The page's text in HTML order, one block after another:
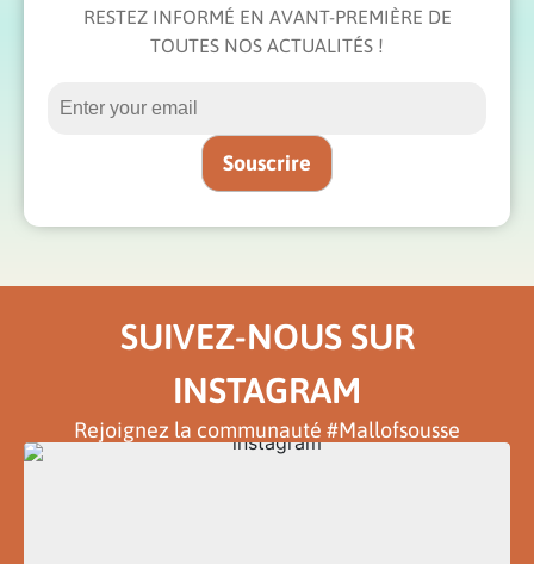
RESTEZ INFORMÉ EN AVANT-PREMIÈRE DE
TOUTES NOS ACTUALITÉS !
SUIVEZ-NOUS SUR
INSTAGRAM
Rejoignez la communauté #Mallofsousse